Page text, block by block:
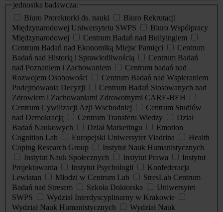
jednostka badawcza:
Biuro Prorektorki ds. nauki
Biuro Rekrutacji
Międzynarodowej Uniwersytetu SWPS
Biuro Współpracy
Międzynarodowej
Centrum Badań nad Bullyingiem
Centrum Badań nad Ekonomiką Miejsc Pamięci
Centrum
Badań nad Historią i Sprawiedliwością
Centrum Badań
nad Poznaniem i Zachowaniem
Centrum badań nad
Rozwojem Osobowości
Centrum Badań nad Wspieraniem
Podejmowania Decyzji
Centrum Badań Stosowanych nad
Zdrowiem i Zachowaniami Zdrowotnymi CARE-BEH
Centrum Cywilizacji Azji Wschodniej
Centrum Studiów
nad Demokracją
Centrum Transferu Wiedzy
Dział
Badań Naukowych
Dział Marketingu
Emotion
Cognition Lab
Europejski Uniwersytet Viadrina
Health
Coping Research Group
Instytut Nauk Humanistycznych
Instytut Nauk Społecznych
Instytut Prawa
Instytut
Projektowania
Instytut Psychologii
Konfederacja
Lewiatan
Młodzi w Centrum Lab
StresLab Centrum
Badań nad Stresem
Szkoła Doktorska
Uniwersytet
SWPS
Wydział Interdyscyplinarny w Krakowie
Wydział Nauk Humanistycznych
Wydział Nauk